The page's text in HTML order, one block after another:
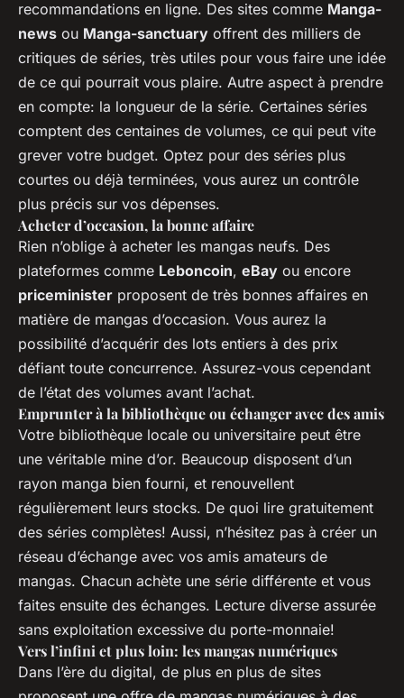
recommandations en ligne. Des sites comme Manga-
news ou Manga-sanctuary offrent des milliers de
critiques de séries, très utiles pour vous faire une idée
de ce qui pourrait vous plaire. Autre aspect à prendre
en compte: la longueur de la série. Certaines séries
comptent des centaines de volumes, ce qui peut vite
grever votre budget. Optez pour des séries plus
courtes ou déjà terminées, vous aurez un contrôle
plus précis sur vos dépenses.
Acheter d’occasion, la bonne affaire
Rien n’oblige à acheter les mangas neufs. Des
plateformes comme Leboncoin, eBay ou encore
priceminister proposent de très bonnes affaires en
matière de mangas d’occasion. Vous aurez la
possibilité d’acquérir des lots entiers à des prix
défiant toute concurrence. Assurez-vous cependant
de l’état des volumes avant l’achat.
Emprunter à la bibliothèque ou échanger avec des amis
Votre bibliothèque locale ou universitaire peut être
une véritable mine d’or. Beaucoup disposent d’un
rayon manga bien fourni, et renouvellent
régulièrement leurs stocks. De quoi lire gratuitement
des séries complètes! Aussi, n’hésitez pas à créer un
réseau d’échange avec vos amis amateurs de
mangas. Chacun achète une série différente et vous
faites ensuite des échanges. Lecture diverse assurée
sans exploitation excessive du porte-monnaie!
Vers l’infini et plus loin: les mangas numériques
Dans l’ère du digital, de plus en plus de sites